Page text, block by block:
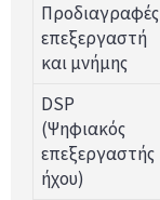
Προδιαγραφές
επεξεργαστή
και μνήμης
DSP
(Ψηφιακός
επεξεργαστής
ήχου)